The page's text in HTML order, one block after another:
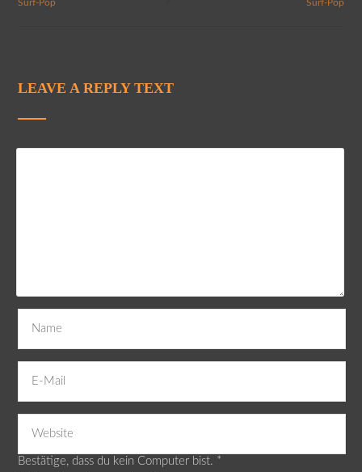
Surf-Pop Surf-Pop
LEAVE A REPLY TEXT
Bestätige, dass du kein Computer bist. *